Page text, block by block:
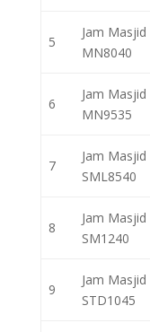
5
Jam Masjid
MN8040
6
Jam Masjid
MN9535
7
Jam Masjid
SML8540
8
Jam Masjid
SM1240
9
Jam Masjid
STD1045